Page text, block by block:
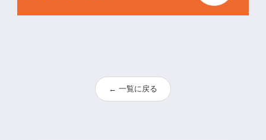
← 一覧に戻る